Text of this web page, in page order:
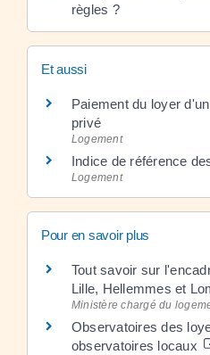
règles ?
Et aussi
Paiement du loyer
privé
Logement
Indice de référence
Logement
Pour en savoir plus
Tout savoir sur
Lille, Hellemmes et
Ministère chargé du
Observatoires des
observatoires locaux